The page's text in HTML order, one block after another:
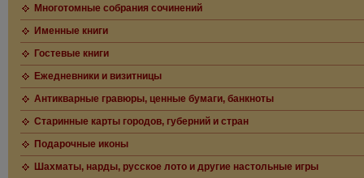
Многотомные собрания сочинений
Именные книги
Гостевые книги
Ежедневники и визитницы
Антикварные гравюры, ценные бумаги, банкноты
Старинные карты городов, губерний и стран
Подарочные иконы
Шахматы, нарды, русское лото и другие настольные игры